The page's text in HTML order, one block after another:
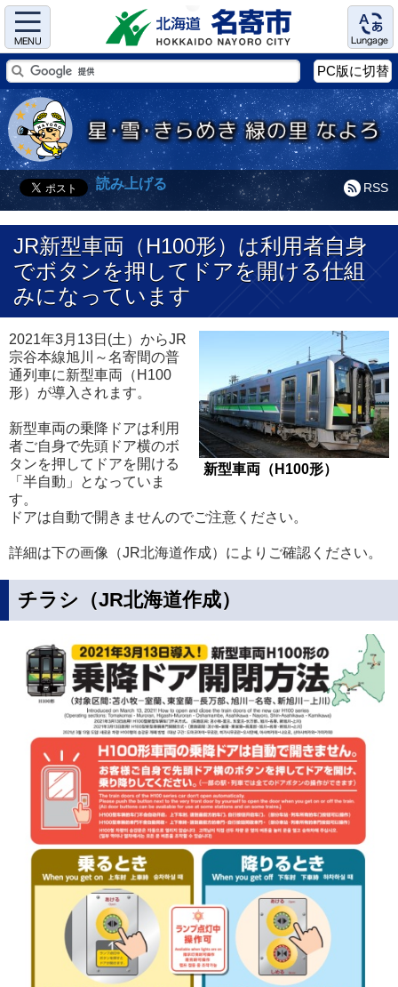
Menu Language
PC版に切替
RSS
読み上げる
JR新型車両（H100形）は利用者自身
でボタンを押してドアを開ける仕組
みになっています
新型車両（H100形）
2021年3月13日(土）からJR
宗谷本線旭川～名寄間の普
通列車に新型車両（H100
形）が導入されます。
新型車両の乗降ドアは利用
者ご自身で先頭ドア横のボ
タンを押してドアを開ける
「半自動」となっていま
す。
ドアは自動で開きませんのでご注意ください。
詳細は下の画像（JR北海道作成）によりご確認ください。
チラシ（JR北海道作成）